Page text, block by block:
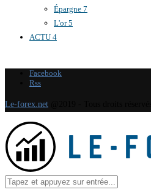
Épargne 7
L'or5
ACTU 4
Facebook
Rss
Le-forex.net